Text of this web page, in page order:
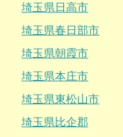
埼玉県日高市
埼玉県春日部市
埼玉県朝霞市
埼玉県本庄市
埼玉県東松山市
埼玉県比企郡